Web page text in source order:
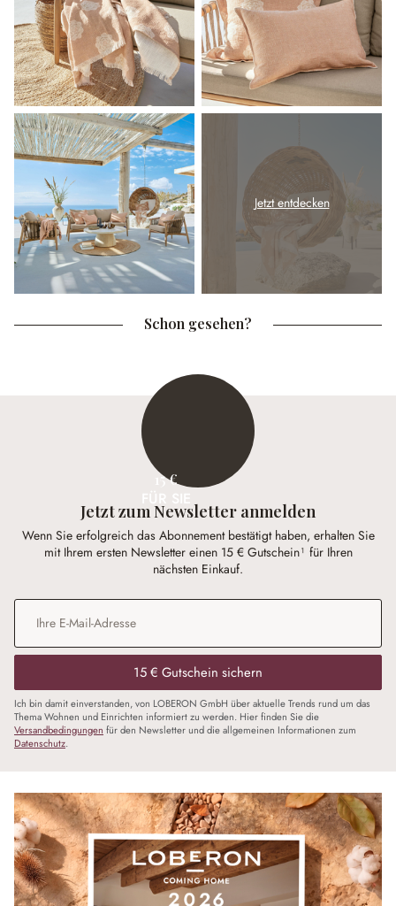
Jetzt entdecken
Schon gesehen?
15 €
Jetzt zum Newsletter anmelden
Wenn Sie erfolgreich das Abonnement bestätigt haben, erhalten Sie
mit Ihrem ersten Newsletter einen 15 € Gutschein¹ für Ihren
nächsten Einkauf.
E-Mail-Adresse*
15 € Gutschein sichern
Ich bin damit einverstanden, von LOBERON GmbH über aktuelle Trends rund um das
Thema Wohnen und Einrichten informiert zu werden. Hier finden Sie die
Versandbedingungen für den Newsletter und die allgemeinen Informationen zum
Datenschutz.